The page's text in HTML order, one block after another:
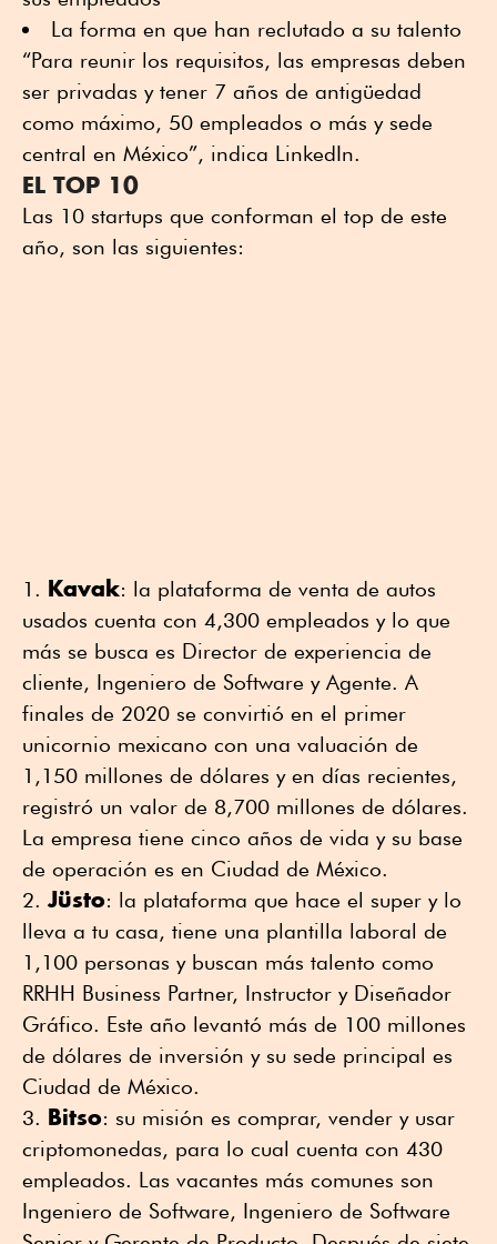
La forma en que han reclutado a su talento
“Para reunir los requisitos, las empresas deben
ser privadas y tener 7 años de antigüedad
como máximo, 50 empleados o más y sede
central en México”, indica LinkedIn.
EL TOP 10
Las 10 startups que conforman el top de este
año, son las siguientes:
Kavak: la plataforma de venta de autos
usados cuenta con 4,300 empleados y lo que
más se busca es Director de experiencia de
cliente, Ingeniero de Software y Agente. A
finales de 2020 se convirtió en el primer
unicornio mexicano con una valuación de
1,150 millones de dólares y en días recientes,
registró un valor de 8,700 millones de dólares.
La empresa tiene cinco años de vida y su base
de operación es en Ciudad de México.
Jüsto: la plataforma que hace el super y lo
lleva a tu casa, tiene una plantilla laboral de
1,100 personas y buscan más talento como
RRHH Business Partner, Instructor y Diseñador
Gráfico. Este año levantó más de 100 millones
de dólares de inversión y su sede principal es
Ciudad de México.
Bitso: su misión es comprar, vender y usar
criptomonedas, para lo cual cuenta con 430
empleados. Las vacantes más comunes son
Ingeniero de Software, Ingeniero de Software